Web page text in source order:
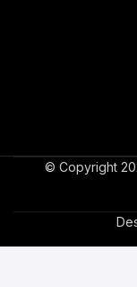
© Copyright